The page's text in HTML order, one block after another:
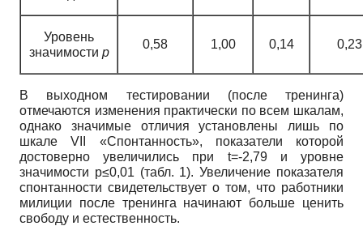
Уровень
значимости р
0,58 1,00 0,14 0,23
В выходном тестировании (после тренинга)
отмечаются изменения практически по всем шкалам,
однако значимые отличия установлены лишь по
шкале VII «Спонтанность», показатели которой
достоверно увеличились при t=-2,79 и уровне
значимости р≤0,01 (табл. 1). Увеличение показателя
спонтанности свидетельствует о том, что работники
милиции после тренинга начинают больше ценить
свободу и естественность.